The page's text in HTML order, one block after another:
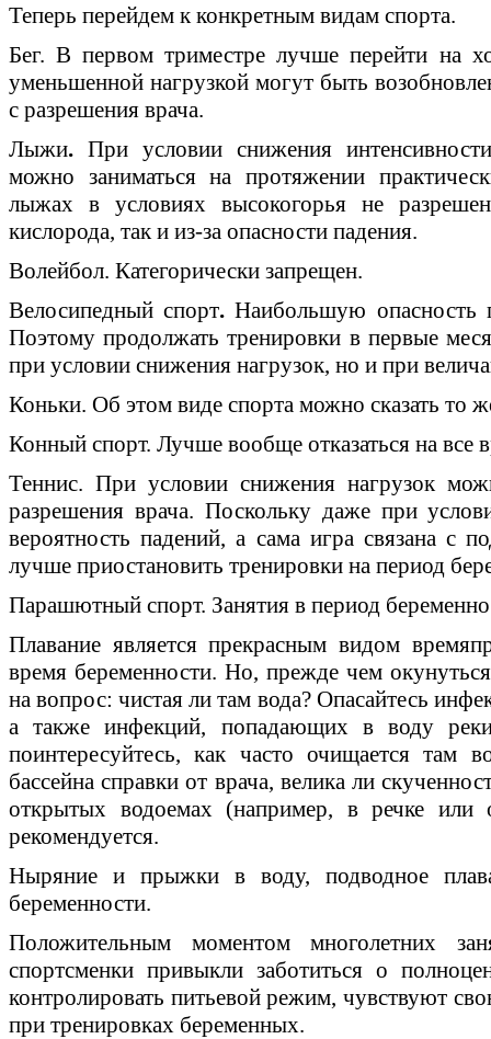
Теперь перейдем к конкретным видам спорта.
Бег. В первом триместре лучше перейти на
уменьшенной нагрузкой могут быть
с разрешения врача.
Лыжи. При условии снижения
можно заниматься на протяжении
лыжах в условиях высокогорья не
кислорода, так и из-за опасности падения.
Волейбол. Категорически запрещен.
Велосипедный спорт. Наибольшую опасность
Поэтому продолжать тренировки в первые
при условии снижения нагрузок, но и при
Коньки. Об этом виде спорта можно сказать то
Конный спорт. Лучше вообще отказаться на все
Теннис. При условии снижения нагрузок
разрешения врача. Поскольку даже при
вероятность падений, а сама игра связана с
лучше приостановить тренировки на период
Парашютный спорт. Занятия в период
Плавание является прекрасным видом
время беременности. Но, прежде чем окунуться
на вопрос: чистая ли там вода? Опасайтесь
а также инфекций, попадающих в воду
поинтересуйтесь, как часто очищается там
бассейна справки от врача, велика ли
открытых водоемах (например, в речке или
рекомендуется.
Ныряние и прыжки в воду, подводное
беременности.
Положительным моментом многолетних
спортсменки привыкли заботиться о
контролировать питьевой режим, чувствуют
при тренировках беременных.